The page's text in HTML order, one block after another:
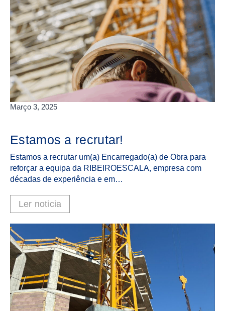
Estamos a recrutar!
Março 3, 2025
Estamos a recrutar um(a) Encarregado(a) de Obra para
reforçar a equipa da RIBEIROESCALA, empresa com
décadas de experiência e em…
Ler noticia